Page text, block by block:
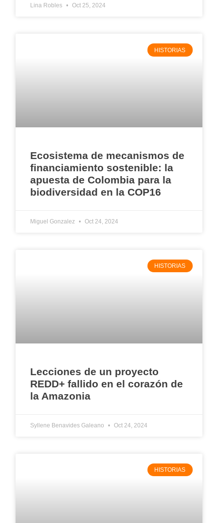
Lina Robles Oct 25, 2024
HISTORIAS
Ecosistema de mecanismos de
financiamiento sostenible: la
apuesta de Colombia para la
biodiversidad en la COP16
Miguel Gonzalez Oct 24, 2024
HISTORIAS
Lecciones de un proyecto
REDD+ fallido en el corazón de
la Amazonia
Syllene Benavides Galeano Oct 24, 2024
HISTORIAS